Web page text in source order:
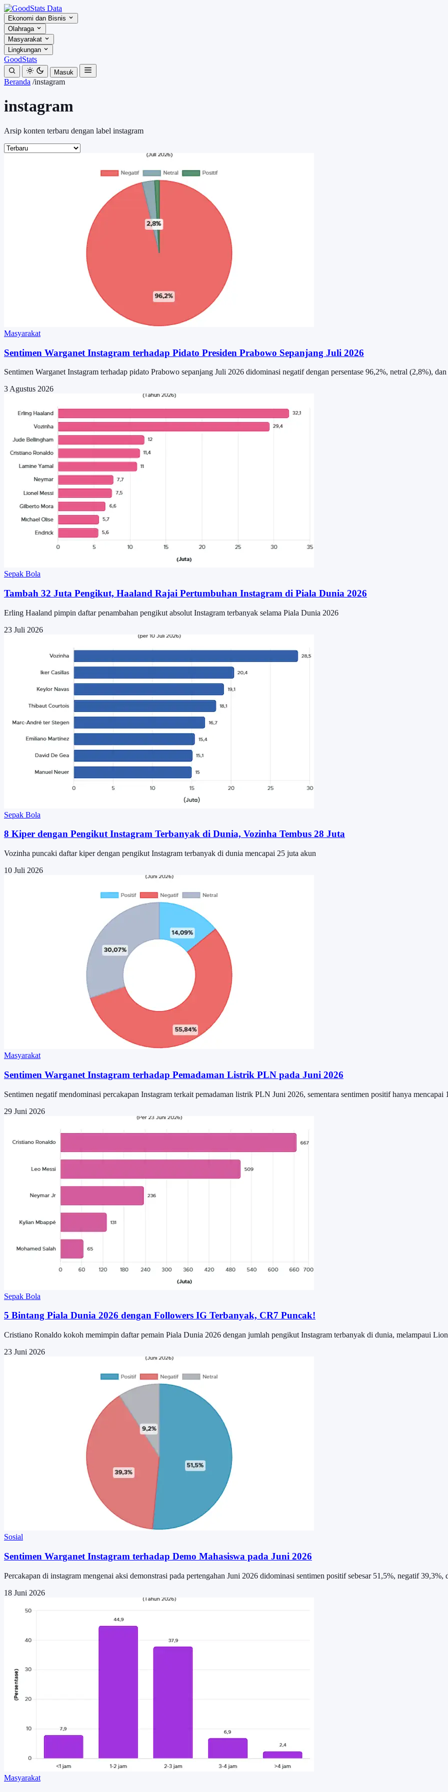
Ekonomi dan Bisnis
Olahraga
Masyarakat
Lingkungan
GoodStats
Masuk
Beranda /instagram
instagram
Arsip konten terbaru dengan label instagram
Masyarakat
Sentimen Warganet Instagram terhadap Pidato Presiden Prabowo Sepanjang Juli 2026
Sentimen Warganet Instagram terhadap pidato Prabowo sepanjang Juli 2026 didominasi negatif dengan persentase 96,2%, netral (2,8%),
3 Agustus 2026
Sepak Bola
Tambah 32 Juta Pengikut, Haaland Rajai Pertumbuhan Instagram di Piala Dunia 2026
Erling Haaland pimpin daftar penambahan pengikut absolut Instagram terbanyak selama Piala Dunia 2026
23 Juli 2026
Sepak Bola
8 Kiper dengan Pengikut Instagram Terbanyak di Dunia, Vozinha Tembus 28 Juta
Vozinha puncaki daftar kiper dengan pengikut Instagram terbanyak di dunia mencapai 25 juta akun
10 Juli 2026
Masyarakat
Sentimen Warganet Instagram terhadap Pemadaman Listrik PLN pada Juni 2026
Sentimen negatif mendominasi percakapan Instagram terkait pemadaman listrik PLN Juni 2026, sementara sentimen positif hanya mencapai
29 Juni 2026
Sepak Bola
5 Bintang Piala Dunia 2026 dengan Followers IG Terbanyak, CR7 Puncak!
Cristiano Ronaldo kokoh memimpin daftar pemain Piala Dunia 2026 dengan jumlah pengikut Instagram terbanyak di dunia, melampaui
23 Juni 2026
Sosial
Sentimen Warganet Instagram terhadap Demo Mahasiswa pada Juni 2026
Percakapan di instagram mengenai aksi demonstrasi pada pertengahan Juni 2026 didominasi sentimen positif sebesar 51,5%, negatif 39,3%,
18 Juni 2026
Masyarakat